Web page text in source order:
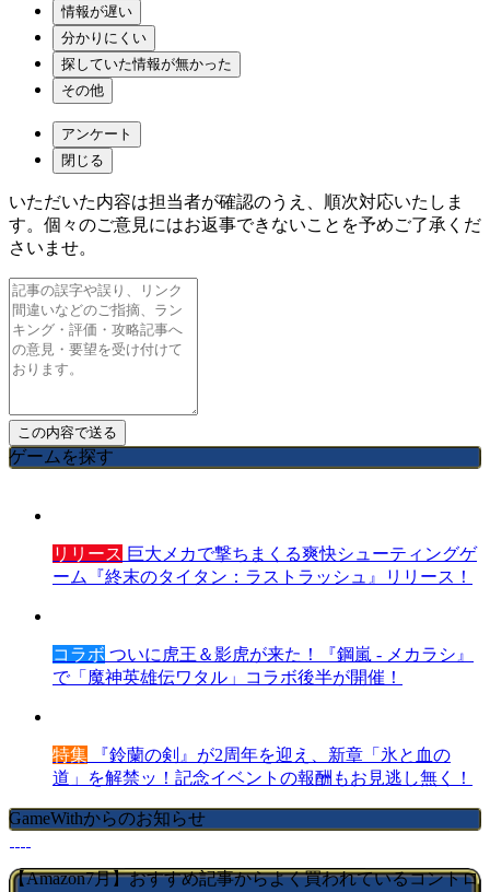
情報が遅い
分かりにくい
探していた情報が無かった
その他
アンケート
閉じる
いただいた内容は担当者が確認のうえ、順次対応いたしま
す。個々のご意見にはお返事できないことを予めご了承くだ
さいませ。
ゲームを探す
リリース 巨大メカで撃ちまくる爽快シューティングゲ
ーム『終末のタイタン：ラストラッシュ』リリース！
コラボ ついに虎王＆影虎が来た！『鋼嵐 - メカラシ』
で「魔神英雄伝ワタル」コラボ後半が開催！
特集 『鈴蘭の剣』が2周年を迎え、新章「氷と血の
道」を解禁ッ！記念イベントの報酬もお見逃し無く！
GameWithからのお知らせ
【Amazon7月】おすすめ記事からよく買われているコントロ